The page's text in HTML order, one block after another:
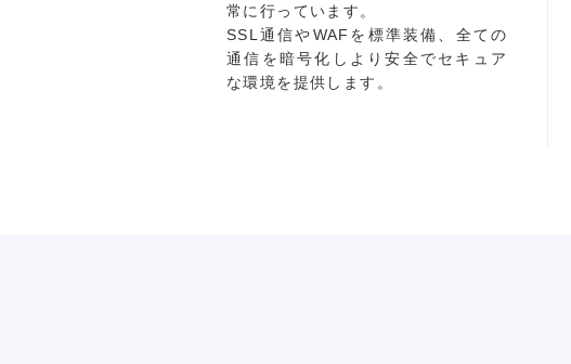
常に行っています。
SSL通信やWAFを標準装備、全ての
通信を暗号化しより安全でセキュア
な環境を提供します。